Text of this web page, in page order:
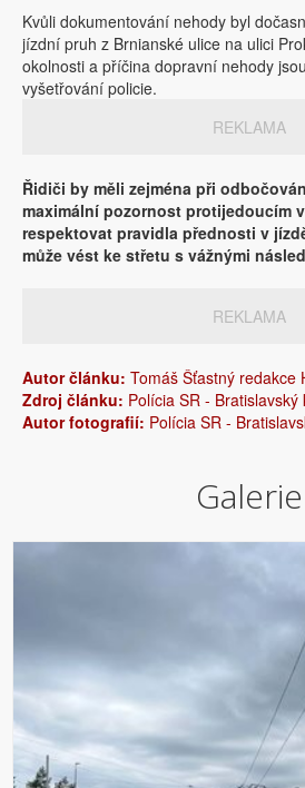
Kvůli dokumentování nehody byl
jízdní pruh z Brnianské ulice na ulici
okolnosti a příčina dopravní nehody
vyšetřování policie.
REKLAMA
Řidiči by měli zejména při
maximální pozornost protijedoucím
respektovat pravidla přednosti v
může vést ke střetu s vážnými
REKLAMA
Autor článku: Tomáš Šťastný redakce
Zdroj článku: Polícia SR - Bratislavský
Autor fotografií: Polícia SR -
Galerie